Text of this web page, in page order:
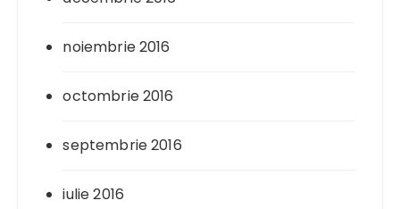
noiembrie 2016
octombrie 2016
septembrie 2016
iulie 2016